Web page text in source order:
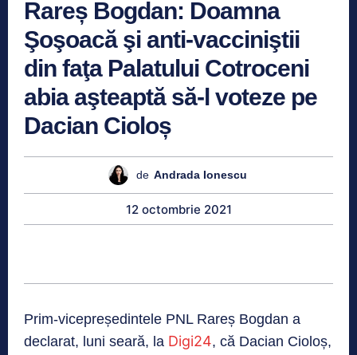
Rareș Bogdan: Doamna
Şoşoacă şi anti-vacciniştii
din faţa Palatului Cotroceni
abia aşteaptă să-l voteze pe
Dacian Cioloș
de Andrada Ionescu
12 octombrie 2021
Prim-vicepreședintele PNL Rareș Bogdan a
declarat, luni seară, la Digi24, că Dacian Cioloș,